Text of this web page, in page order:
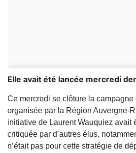
Elle avait été lancée mercredi
Ce mercredi se clôture la
organisée par la Région Auvergne-
initiative de Laurent Wauquiez avait
critiquée par d’autres élus,
n’était pas pour cette stratégie de